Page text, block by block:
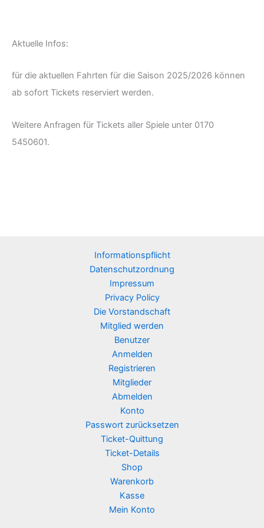
Aktuelle Infos:
für die aktuellen Fahrten für die Saison 2025/2026 können
ab sofort Tickets reserviert werden.
Weitere Anfragen für Tickets aller Spiele unter 0170
5450601.
Informationspflicht
Datenschutzordnung
Impressum
Privacy Policy
Die Vorstandschaft
Mitglied werden
Benutzer
Anmelden
Registrieren
Mitglieder
Abmelden
Konto
Passwort zurücksetzen
Ticket-Quittung
Ticket-Details
Shop
Warenkorb
Kasse
Mein Konto